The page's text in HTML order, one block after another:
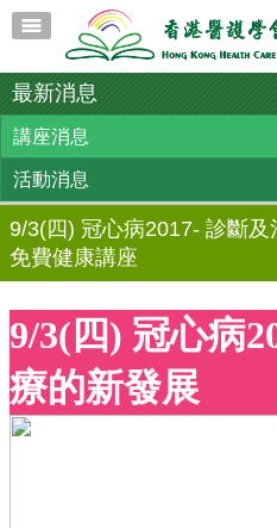
最新消息
講座消息
活動消息
9/3(四) 冠心病2017- 診斷及
免費健康講座
9/3(四) 冠心病
療的新發展